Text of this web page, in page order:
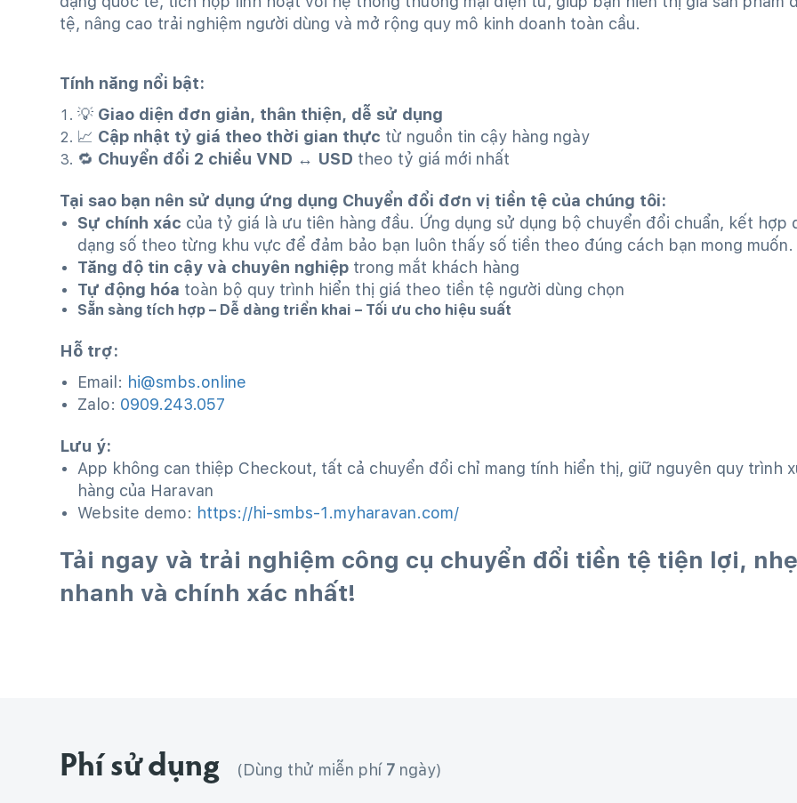
tệ, nâng cao trải nghiệm người dùng và mở rộng quy mô kinh doanh toàn cầu.
Tính năng nổi bật:
💡 Giao diện đơn giản, thân thiện, dễ sử dụng
📈 Cập nhật tỷ giá theo thời gian thực từ nguồn tin cậy hàng ngày
🔁 Chuyển đổi 2 chiều VND ↔ USD theo tỷ giá mới nhất
Tại sao bạn nên sử dụng ứng dụng Chuyển đổi đơn vị tiền tệ của chúng tôi:
Sự chính xác của tỷ giá là ưu tiên hàng đầu. Ứng dụng sử dụng bộ chuyển đổi chuẩn, kết hợp
dạng số theo từng khu vực để đảm bảo bạn luôn thấy số tiền theo đúng cách bạn mong muốn.
Tăng độ tin cậy và chuyên nghiệp trong mắt khách hàng
Tự động hóa toàn bộ quy trình hiển thị giá theo tiền tệ người dùng chọn
Sẵn sàng tích hợp – Dễ dàng triển khai – Tối ưu cho hiệu suất
Hỗ trợ:
Email: hi@smbs.online
Zalo: 0909.243.057
Lưu ý:
App không can thiệp Checkout, tất cả chuyển đổi chỉ mang tính hiển thị, giữ nguyên quy trình
hàng của Haravan
Website demo: https://hi-smbs-1.myharavan.com/
Tải ngay và trải nghiệm công cụ chuyển đổi tiền tệ tiện lợi,
nhanh và chính xác nhất!
Phí sử dụng (Dùng thử miễn phí 7 ngày)